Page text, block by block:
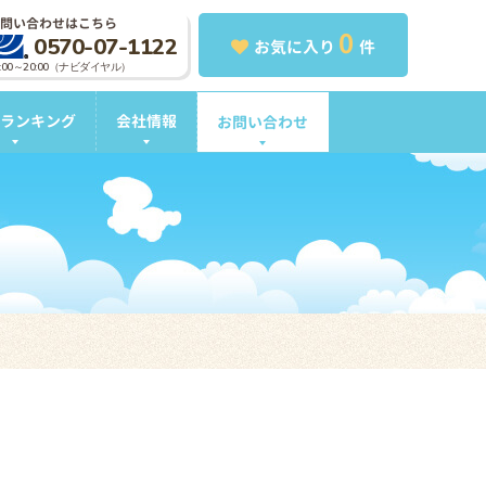
お気に入り 0 件
い合わせはこちら
0570-07-1122
～20:00（ナビダイヤル）
ンキング 会社情報 お問い合わせ